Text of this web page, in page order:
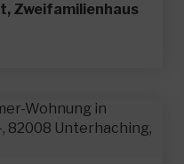
Zweifamilienhaus